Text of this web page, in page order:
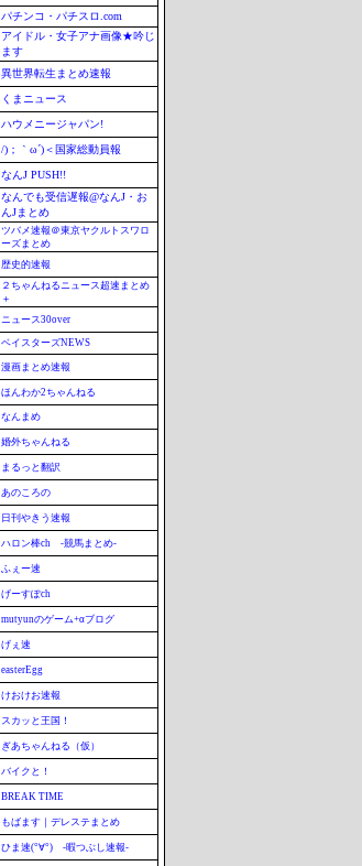
パチンコ・パチスロ.com
アイドル・女子アナ画像★吟じ
ます
異世界転生まとめ速報
くまニュース
ハウメニージャパン!
/)；｀ω´)＜国家総動員報
なんJ PUSH!!
なんでも受信遅報@なんJ・お
んJまとめ
ツバメ速報＠東京ヤクルトスワロ
ーズまとめ
歴史的速報
２ちゃんねるニュース超速まとめ
＋
ニュース30over
ベイスターズNEWS
漫画まとめ速報
ほんわか2ちゃんねる
なんまめ
婚外ちゃんねる
まるっと翻訳
あのころの
日刊やきう速報
ハロン棒ch -競馬まとめ-
ふぇー速
げーすぽch
mutyunのゲーム+αブログ
げぇ速
easterEgg
けおけお速報
スカッと王国！
ぎあちゃんねる（仮）
バイクと！
BREAK TIME
もばます｜デレステまとめ
ひま速(°∀°) -暇つぶし速報-